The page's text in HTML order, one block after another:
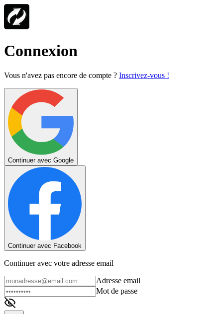
Connexion
Vous n'avez pas encore de compte ? Inscrivez-vous !
Continuer avec Google
Continuer avec Facebook
Continuer avec votre adresse email
Adresse email
Mot de passe